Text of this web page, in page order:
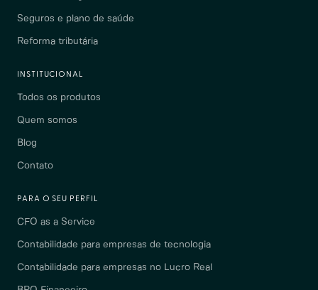
Seguros e plano de saúde
Reforma tributária
INSTITUCIONAL
Todos os produtos
Quem somos
Blog
Contato
PARA O SEU PERFIL
CFO as a Service
Contabilidade para empresas de tecnologia
Contabilidade para empresas no Lucro Real